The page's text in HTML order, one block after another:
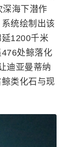
深海下潜作
统绘制出该
1200千米
处鲸落化
迪亚曼蒂纳
类化石与现